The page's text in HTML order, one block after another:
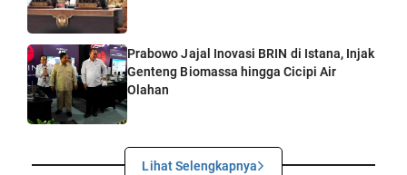
Prabowo Jajal Inovasi BRIN di Istana, Injak
Genteng Biomassa hingga Cicipi Air
Olahan
Lihat Selengkapnya